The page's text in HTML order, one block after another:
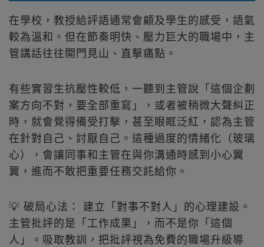
在學校，教授給評語通常會顧及學生的感受，語氣
較為溫和。但在節奏明快、壓力巨大的職場中，主
管講話往往開門見山、直擊痛點。
有些實習生抗壓性較低，一聽到主管說「這個企劃
案方向不對，要全部重寫」，或者被稍微大聲糾正
時，就會覺得備受打擊，甚至眼眶泛紅，認為主管
在針對自己、討厭自己。這種過度的情緒化（玻璃
心），會讓同事和主管在與你溝通時感到小心翼
翼，進而不敢把重要任務交託給你。
💡 破局心法： 建立「對事不對人」的心理建設。
主管批評的是「工作成果」，而不是你「這個
人」。吸取教訓，把批評視為免費的職場升級導